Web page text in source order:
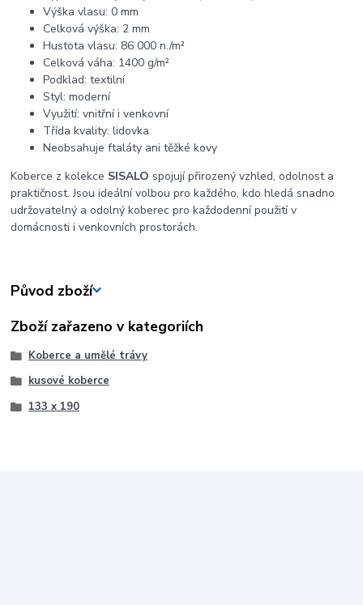
Výška vlasu: 0 mm
Celková výška: 2 mm
Hustota vlasu: 86 000 n./m²
Celková váha: 1400 g/m²
Podklad: textilní
Styl: moderní
Využití: vnitřní i venkovní
Třída kvality: lidovka
Neobsahuje ftaláty ani těžké kovy
Koberce z kolekce SISALO spojují přirozený vzhled, odolnost a
praktičnost. Jsou ideální volbou pro každého, kdo hledá snadno
udržovatelný a odolný koberec pro každodenní použití v
domácnosti i venkovních prostorách.
Původ zboží
Zboží zařazeno v kategoriích
Koberce a umělé trávy
kusové koberce
133 x 190